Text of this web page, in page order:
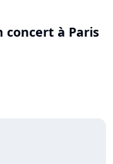
concert à Paris